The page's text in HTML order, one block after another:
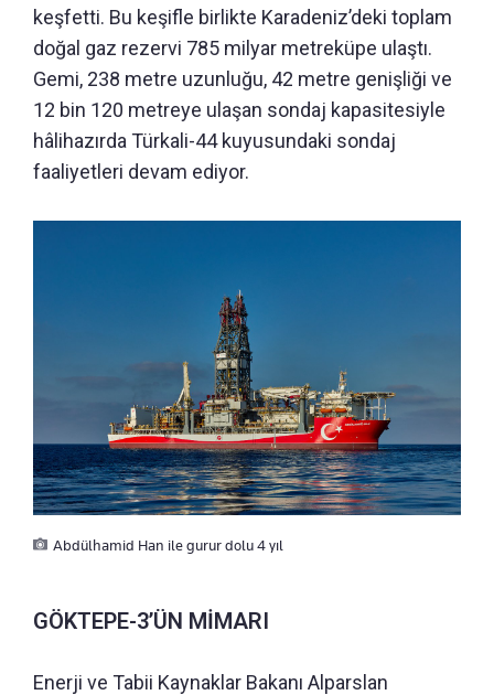
keşfetti. Bu keşifle birlikte Karadeniz’deki toplam
doğal gaz rezervi 785 milyar metreküpe ulaştı.
Gemi, 238 metre uzunluğu, 42 metre genişliği ve
12 bin 120 metreye ulaşan sondaj kapasitesiyle
hâlihazırda Türkali-44 kuyusundaki sondaj
faaliyetleri devam ediyor.
Abdülhamid Han ile gurur dolu 4 yıl
GÖKTEPE-3’ÜN MİMARI
Enerji ve Tabii Kaynaklar Bakanı Alparslan